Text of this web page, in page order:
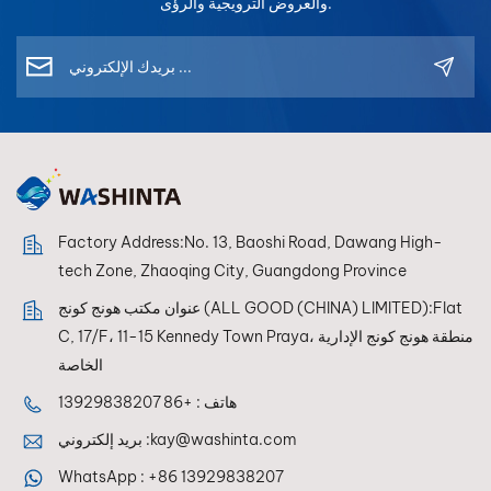
Factory Address:No. 13, Baoshi Road, Dawang High-
tech Zone, Zhaoqing City, Guangdong Province
عنوان مكتب هونج كونج (ALL GOOD (CHINA) LIMITED):Flat
C, 17/F، 11-15 Kennedy Town Praya، منطقة هونج كونج الإدارية
الخاصة
هاتف : +86 13929838207
بريد إلكتروني :kay@washinta.com
WhatsApp : +86 13929838207